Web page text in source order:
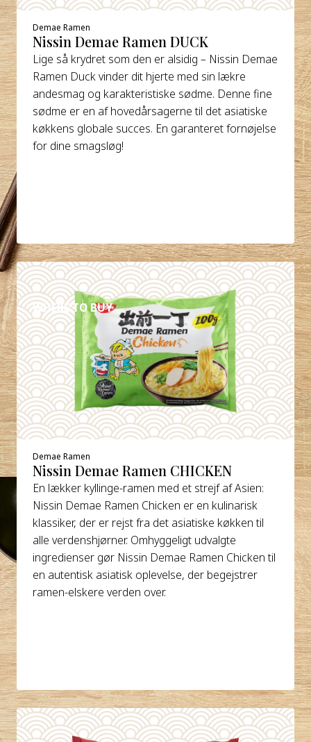
Demae Ramen
Nissin Demae Ramen DUCK
Lige så krydret som den er alsidig – Nissin Demae
Ramen Duck vinder dit hjerte med sin lækre
andesmag og karakteristiske sødme. Denne fine
sødme er en af hovedårsagerne til det asiatiske
køkkens globale succes. En garanteret fornøjelse
for dine smagsløg!
WHERE TO BUY
DETALJER
Demae Ramen
Nissin Demae Ramen CHICKEN
En lækker kyllinge-ramen med et strejf af Asien:
Nissin Demae Ramen Chicken er en kulinarisk
klassiker, der er rejst fra det asiatiske køkken til
alle verdenshjørner. Omhyggeligt udvalgte
ingredienser gør Nissin Demae Ramen Chicken til
en autentisk asiatisk oplevelse, der begejstrer
ramen-elskere verden over.
DETALJER